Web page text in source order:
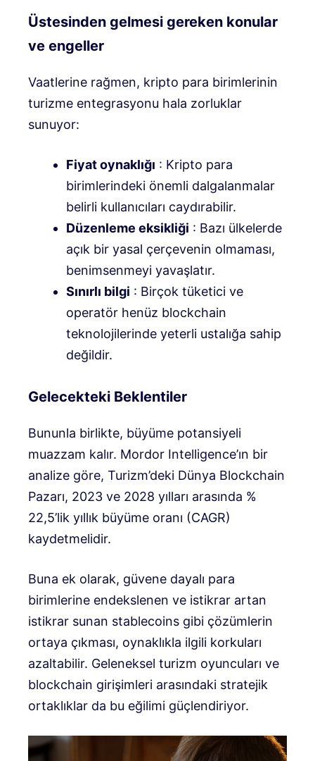
Üstesinden gelmesi gereken konular
ve engeller
Vaatlerine rağmen, kripto para birimlerinin
turizme entegrasyonu hala zorluklar
sunuyor:
Fiyat oynaklığı : Kripto para
birimlerindeki önemli dalgalanmalar
belirli kullanıcıları caydırabilir.
Düzenleme eksikliği : Bazı ülkelerde
açık bir yasal çerçevenin olmaması,
benimsenmeyi yavaşlatır.
Sınırlı bilgi : Birçok tüketici ve
operatör henüz blockchain
teknolojilerinde yeterli ustalığa sahip
değildir.
Gelecekteki Beklentiler
Bununla birlikte, büyüme potansiyeli
muazzam kalır. Mordor Intelligence’ın bir
analize göre, Turizm’deki Dünya Blockchain
Pazarı, 2023 ve 2028 yılları arasında %
22,5’lik yıllık büyüme oranı (CAGR)
kaydetmelidir.
Buna ek olarak, güvene dayalı para
birimlerine endekslenen ve istikrar artan
istikrar sunan stablecoins gibi çözümlerin
ortaya çıkması, oynaklıkla ilgili korkuları
azaltabilir. Geleneksel turizm oyuncuları ve
blockchain girişimleri arasındaki stratejik
ortaklıklar da bu eğilimi güçlendiriyor.